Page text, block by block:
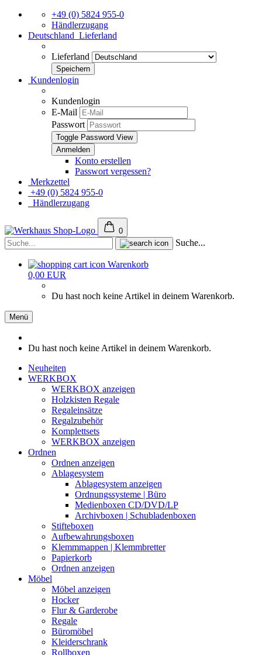
+49 (0) 5824 955-0
Händlerzugang
Deutschland Lieferland
Lieferland
Kundenlogin
Kundenlogin
E-Mail
Passwort
Toggle Password View
Konto erstellen
Passwort vergessen?
Merkzettel
+49 (0) 5824 955-0
Händlerzugang
0
Suche...
Warenkorb
0,00 EUR
Du hast noch keine Artikel in deinem Warenkorb.
Menü
Du hast noch keine Artikel in deinem Warenkorb.
Neuheiten
WERKBOX
WERKBOX anzeigen
Holzkisten Regale
Regaleinsätze
Regalzubehör
Komplettsets
WERKBOX anzeigen
Ordnen
Ordnen anzeigen
Ablagesystem
Ablagesystem anzeigen
Ordnungssysteme | Büro
Medienboxen CD/DVD/LP
Archivboxen | Schubladenboxen
Stifteboxen
Aufbewahrungsboxen
Klemmmappen | Klemmbretter
Papierkorb
Ordnen anzeigen
Möbel
Möbel anzeigen
Hocker
Flur & Garderobe
Regale
Büromöbel
Kleiderschrank
Rollboxen